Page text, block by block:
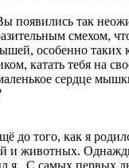
так
смехом,
особенно таких
катать тебя на
сердце
того, как я
и животных.
С самых первых